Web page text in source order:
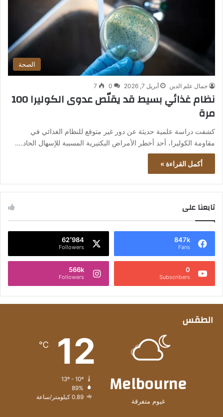
الصحة
جمال علم الدين أبريل 7, 2026 0
7
نظام غذائي بسيط قد يقلّص عدوى الكوليرا 100
مرة
كشفت دراسة علمية حديثة عن دور غير متوقع للنظام الغذائي في
مقاومة الكوليرا، أحد أخطر الأمراض البكتيرية المسببة للإسهال الحاد.…
أكمل القراءة »
تابعنا على
847k
Fans
62٬984
Followers
0
Subscribers
566k
Followers
الطقس
Melbourne
غيوم متفرقة
12
℃
89%
0.89 كيلومتر/ساعة